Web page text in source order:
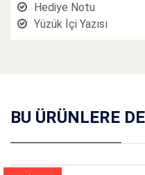
Oylama
Hediye Notu
Yüzük İçi Yazısı
BU ÜRÜNLERE